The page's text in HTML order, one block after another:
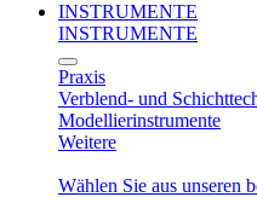
INSTRUMENTE
INSTRUMENTE
Praxis
Verblend- und
Modellierinstrumente
Weitere
Wählen Sie aus unseren